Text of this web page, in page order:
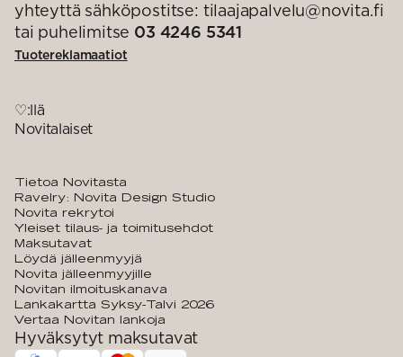
yhteyttä sähköpostitse: tilaajapalvelu@novita.fi
tai puhelimitse 03 4246 5341
Tuotereklamaatiot
♡:llä
Novitalaiset
Tietoa Novitasta
Ravelry: Novita Design Studio
Novita rekrytoi
Yleiset tilaus- ja toimitusehdot
Maksutavat
Löydä jälleenmyyjä
Novita jälleenmyyjille
Novitan ilmoituskanava
Lankakartta Syksy-Talvi 2026
Vertaa Novitan lankoja
Hyväksytyt maksutavat